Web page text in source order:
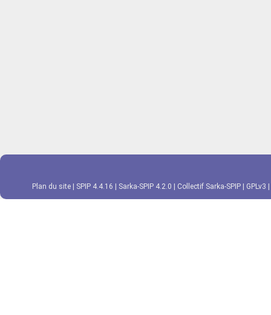
Plan du site SPIP 4.4.16 Sarka-SPIP 4.2.0 Collectif Sarka-SPIP GPLv3